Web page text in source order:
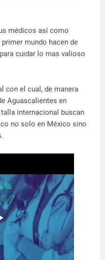
médicos así como
mundo hacen de
cuidar lo mas valioso
con el cual, de manera
Aguascalientes en
internacional buscan
no solo en México sino